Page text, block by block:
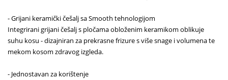
- Grijani keramički češalj sa Smooth tehnologijom
Integrirani grijani češalj s pločama obloženim keramikom oblikuje
suhu kosu - dizajniran za prekrasne frizure s više snage i volumena te
mekom kosom zdravog izgleda.
- Jednostavan za korištenje